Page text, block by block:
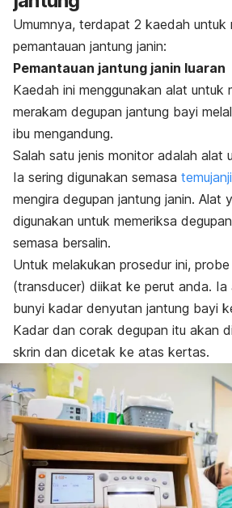
Umumnya, terdapat 2 kaedah untuk
pemantauan jantung janin:
Pemantauan jantung janin luaran
Kaedah ini menggunakan alat untuk
merakam degupan jantung bayi
ibu mengandung.
Salah satu jenis monitor adalah alat
Ia sering digunakan semasa
mengira degupan jantung janin. Alat
digunakan untuk memeriksa
semasa bersalin.
Untuk melakukan prosedur ini,
(transducer) diikat ke perut anda. Ia
bunyi kadar denyutan jantung bayi
Kadar dan corak degupan itu akan
skrin dan dicetak ke atas kertas.